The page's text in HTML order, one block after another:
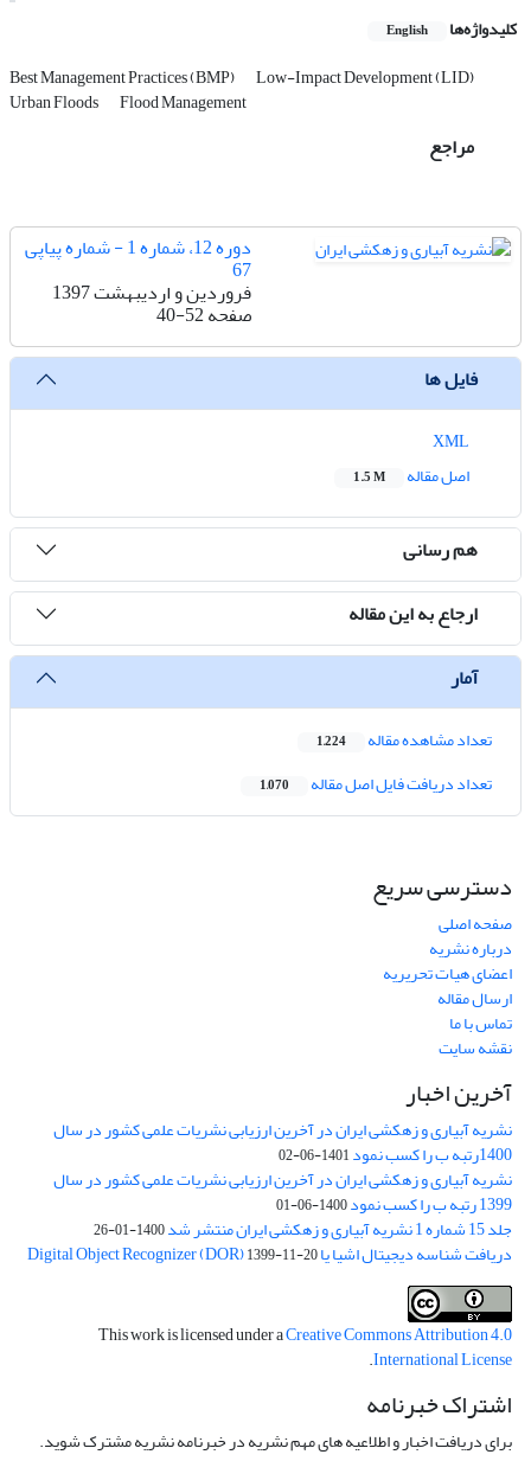
کلیدواژه‌ها English
Best Management Practices (BMP) Low-Impact Development (LID)
Urban Floods Flood Management
مراجع
دوره 12، شماره 1 - شماره پیاپی
67
فروردین و اردیبهشت 1397
صفحه40-52
فایل ها
اصل مقاله
1.5 M
هم رسانی
ارجاع به این مقاله
آمار
تعداد مشاهده مقاله 1,224
تعداد دریافت فایل اصل مقاله 1,070
دسترسی سریع
صفحه اصلی
درباره نشریه
اعضای هیات تحریریه
ارسال مقاله
تماس با ما
نقشه سایت
آخرین اخبار
نشریه آبیاری و زهکشی ایران در آخرین ارزیابی نشریات علمی کشور در سال
1400رتبه ب را کسب نمود 1401-06-02
نشریه آبیاری و زهکشی ایران در آخرین ارزیابی نشریات علمی کشور در سال
1399 رتبه ب را کسب نمود 1400-06-01
جلد 15 شماره 1 نشریه آبیاری و زهکشی ایران منتشر شد 1400-01-26
دریافت شناسه دیجیتال اشیا یا Digital Object Recognizer (DOR)1399-11-20
This work is licensed under aCreative Commons Attribution 4.0
International License
.
اشتراک خبرنامه
برای دریافت اخبار و اطلاعیه های مهم نشریه در خبرنامه نشریه مشترک شوید.